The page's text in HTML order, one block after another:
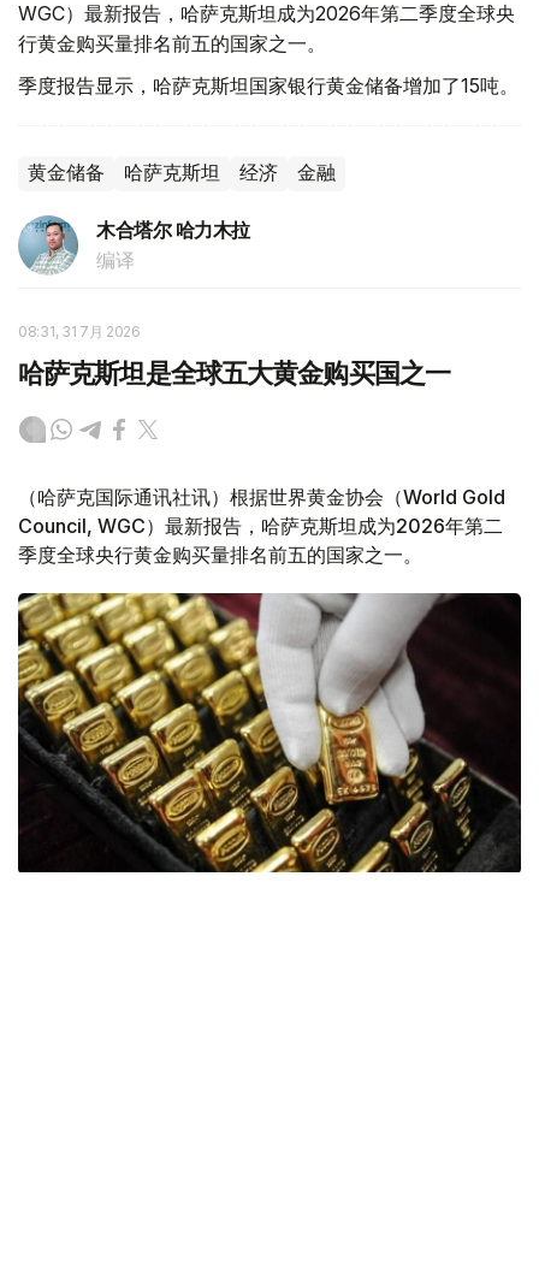
WGC）最新报告，哈萨克斯坦成为2026年第二季度全球央
行黄金购买量排名前五的国家之一。
季度报告显示，哈萨克斯坦国家银行黄金储备增加了15吨。
黄金储备 哈萨克斯坦 经济 金融
木合塔尔 哈力木拉
编译
08:31, 31 7月 2026
哈萨克斯坦是全球五大黄金购买国之一
（哈萨克国际通讯社讯）根据世界黄金协会（World Gold
Council, WGC）最新报告，哈萨克斯坦成为2026年第二
季度全球央行黄金购买量排名前五的国家之一。